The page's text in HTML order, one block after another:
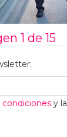
1 de 15
y la